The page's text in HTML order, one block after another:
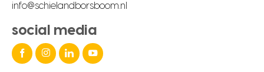
info@schielandborsboom.nl
social media